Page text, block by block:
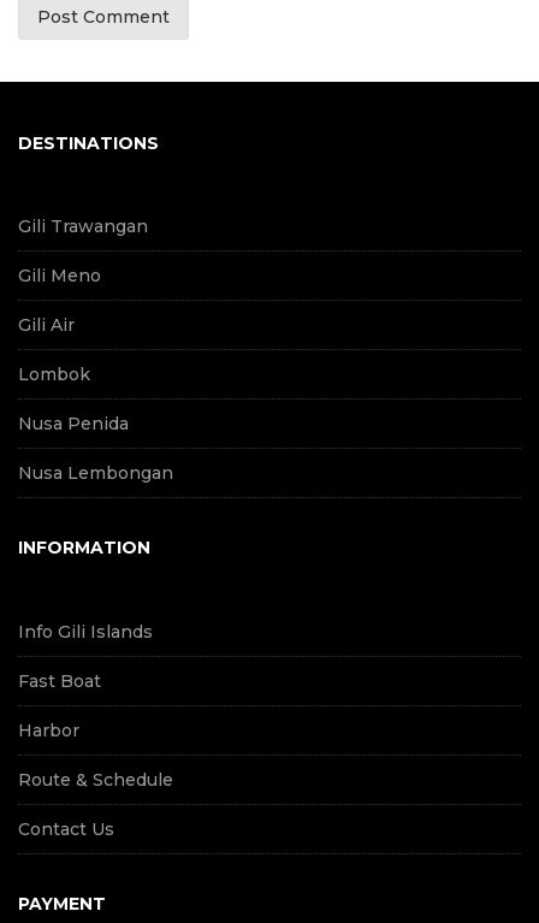
DESTINATIONS
Gili Trawangan
Gili Meno
Gili Air
Lombok
Nusa Penida
Nusa Lembongan
INFORMATION
Info Gili Islands
Fast Boat
Harbor
Route & Schedule
Contact Us
PAYMENT